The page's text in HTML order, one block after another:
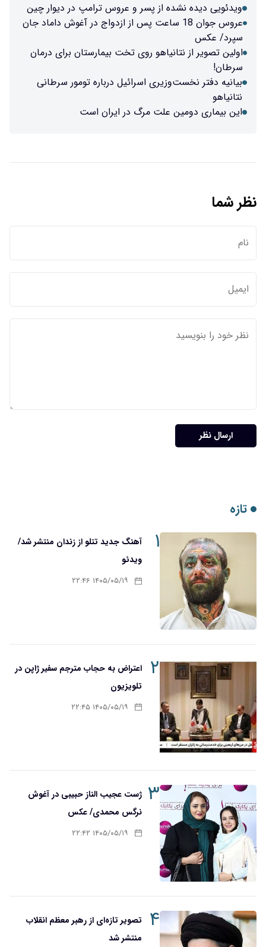
ویدئویی دیده نشده از پسر و عروس ترامپ در دیوار چین
عروس جوان 18 ساعت پس از ازدواج در آغوش داماد جان
سپرد/ عکس
اولین تصویر از نتانیاهو روی تخت بیمارستان برای درمان
سرطان!
بیانیه دفتر نخست‌وزیری اسرائیل درباره تومور سرطانی
نتانیاهو
این بیماری دومین علت مرگ در ایران است
نظر شما
ارسال نظر
تازه
۱
آهنگ جدید تتلو از زندان منتشر شد/
ویدئو
۱۴۰۵/۰۵/۱۹ ۲۲:۴۶
۲
اعتراض به حجاب مترجم سفیر ژاپن در
تلویزیون
۱۴۰۵/۰۵/۱۹ ۲۲:۴۵
۳ ژست عجیب الناز حبیبی در آغوش
نرگس محمدی/ عکس
۱۴۰۵/۰۵/۱۹ ۲۲:۴۲
۴
تصویر تازه‌ای از رهبر معظم انقلاب
منتشر شد